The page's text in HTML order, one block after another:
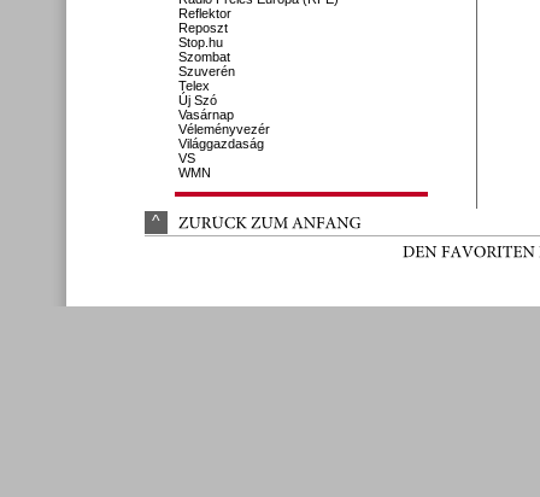
Reflektor
Reposzt
Stop.hu
Szombat
Szuverén
Telex
Új Szó
Vasárnap
Véleményvezér
Világgazdaság
VS
WMN
^ ZURÜCK ZUM ANFANG
DEN FAVORITEN